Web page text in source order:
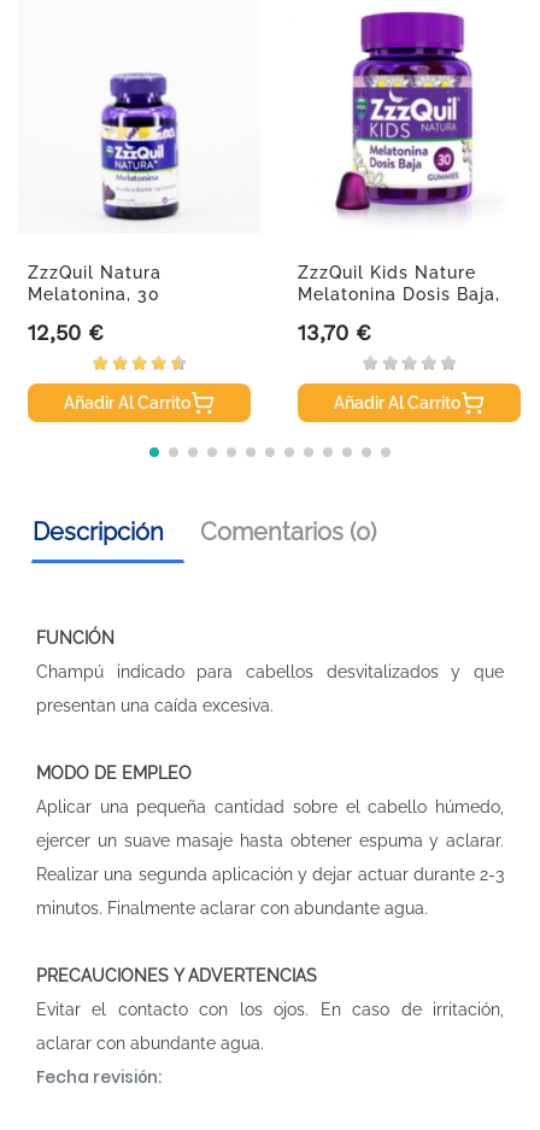
ZzzQuil Natura
Melatonina, 30
Precio
12,50 €
Añadir Al Carrito
ZzzQuil Kids Nature
Melatonina Dosis Baja,
Precio
13,70 €
Añadir Al Carrito
Descripción Comentarios (0)
FUNCIÓN
Champú indicado para cabellos desvitalizados y que
presentan una caída excesiva.
MODO DE EMPLEO
Aplicar una pequeña cantidad sobre el cabello húmedo,
ejercer un suave masaje hasta obtener espuma y aclarar.
Realizar una segunda aplicación y dejar actuar durante 2-3
minutos. Finalmente aclarar con abundante agua.
PRECAUCIONES Y ADVERTENCIAS
Evitar el contacto con los ojos. En caso de irritación,
aclarar con abundante agua.
Fecha revisión: